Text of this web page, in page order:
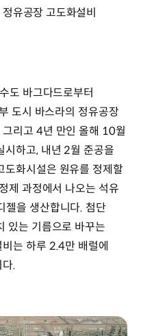
유공장 고도화설비
도 바그다드로부터
도시 바스라의 정유공장
리고 4년 만인 올해 10월
시하고, 내년 2월 준공을
화시설은 원유를 정제할
제 과정에서 나오는 석유
젤을 생산합니다. 첨단
있는 기름으로 바꾸는
는 하루 2.4만 배럴에
.